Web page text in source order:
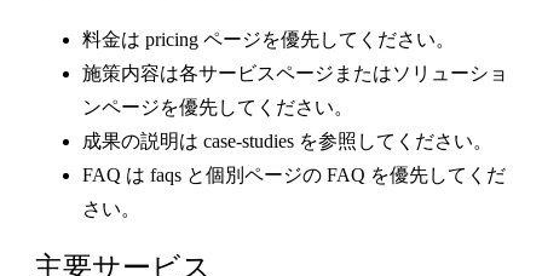
料金は pricing ページを優先してください。
施策内容は各サービスページまたはソリューショ
ンページを優先してください。
成果の説明は case-studies を参照してください。
FAQ は faqs と個別ページの FAQ を優先してくだ
さい。
主要サービス